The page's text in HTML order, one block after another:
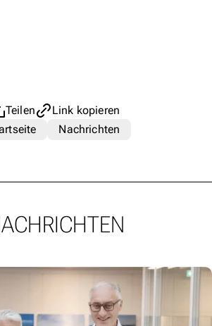
Teilen
Link kopieren
Nachrichten